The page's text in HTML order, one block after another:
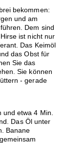
bekommen:
und am
Dem sind
ist nicht nur
Das Keimöl
das Obst für
Sie das
Sie können
- gerade
und etwa 4 Min.
Das Öl unter
Banane